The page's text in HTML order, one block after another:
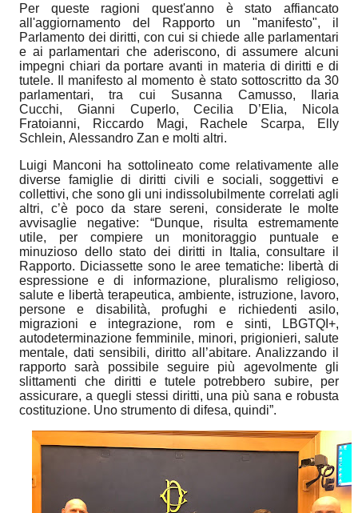
Per queste ragioni quest'anno è stato affiancato
all'aggiornamento del Rapporto un "manifesto", il
Parlamento dei diritti, con cui si chiede alle parlamentari
e ai parlamentari che aderiscono, di assumere alcuni
impegni chiari da portare avanti in materia di diritti e di
tutele. Il manifesto al momento è stato sottoscritto da 30
parlamentari, tra cui Susanna Camusso, Ilaria
Cucchi, Gianni Cuperlo, Cecilia D’Elia, Nicola
Fratoianni, Riccardo Magi, Rachele Scarpa, Elly
Schlein, Alessandro Zan e molti altri.
Luigi Manconi ha sottolineato come relativamente alle
diverse famiglie di diritti civili e sociali, soggettivi e
collettivi, che sono gli uni indissolubilmente correlati agli
altri, c’è poco da stare sereni, considerate le molte
avvisaglie negative: “Dunque, risulta estremamente
utile, per compiere un monitoraggio puntuale e
minuzioso dello stato dei diritti in Italia, consultare il
Rapporto. Diciassette sono le aree tematiche: libertà di
espressione e di informazione, pluralismo religioso,
salute e libertà terapeutica, ambiente, istruzione, lavoro,
persone e disabilità, profughi e richiedenti asilo,
migrazioni e integrazione, rom e sinti, LBGTQI+,
autodeterminazione femminile, minori, prigionieri, salute
mentale, dati sensibili, diritto all’abitare.Analizzando il
rapporto sarà possibile seguire più agevolmente gli
slittamenti che diritti e tutele potrebbero subire, per
assicurare, a quegli stessi diritti, una più sana e robusta
costituzione. Uno strumento di difesa, quindi”.